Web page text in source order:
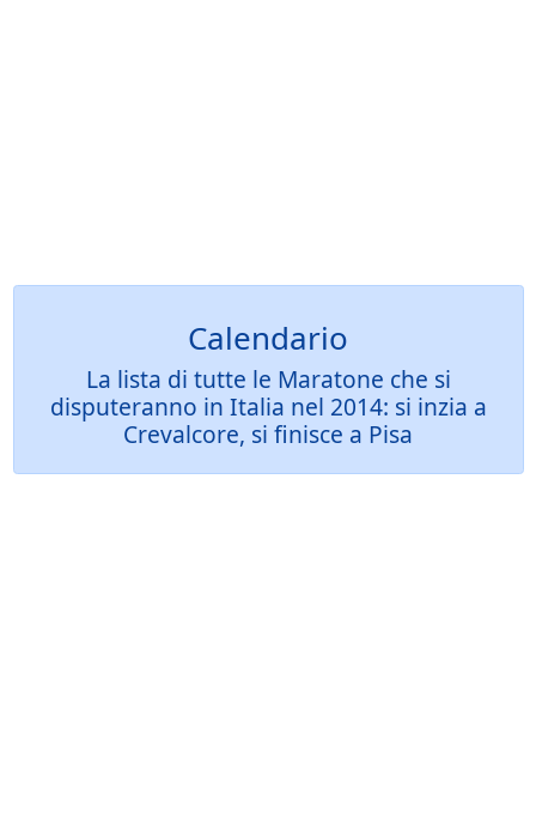
Calendario
La lista di tutte le Maratone che si
disputeranno in Italia nel 2014: si inzia a
Crevalcore, si finisce a Pisa